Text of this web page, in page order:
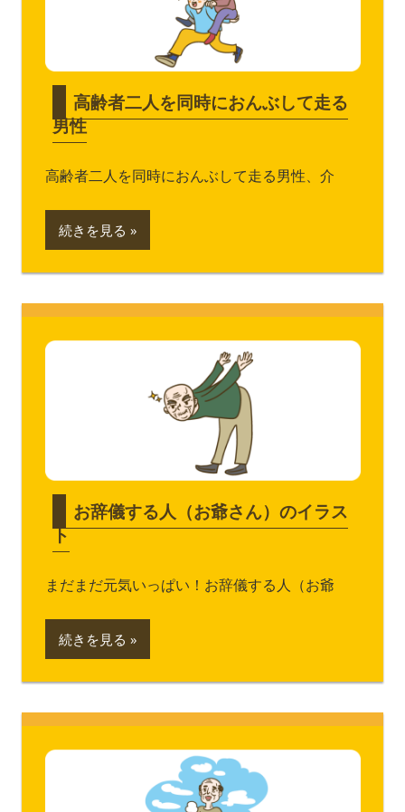
高齢者二人を同時におんぶして走る
男性
高齢者二人を同時におんぶして走る男性、介
続きを見る
お辞儀する人（お爺さん）のイラス
ト
まだまだ元気いっぱい！お辞儀する人（お爺
続きを見る